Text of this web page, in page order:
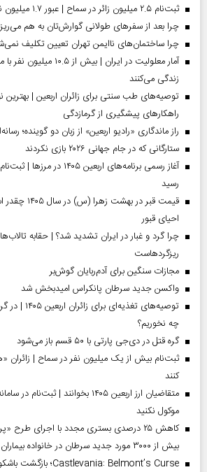
ثبت‌نام ۲.۵ میلیون زائر در سماح | عبور ۱.۷ میلیون نفر از مرز‌های اربعین
چرا بعد از سفرهای طولانی گوارش‌تان به هم
چرا ساختمان‌های ناایمن تهران تعیین تکلیف
آمار معلولیت در ایران |
زندگی می‌کنند
توصیه‌های طب سنتی برای زائران اربعین |
راهکارهای پیشگیری از گرمازدگی
راز ماندگاری «رادیو اربعین» از زبان دو گوینده؛
ستارگانی که در جام جهانی ۲۰۲۶ بازی نکردند
رسید
قیمت قبر در
احیای قبور
چرا گرد و غبار در ایران تشدید شد؟ | حقابه
ریزگردهاست
مجازات سنگین برای آدم‌ربایان گوش‌بر
واکسن جدید سرطان پانکراس امیدبخش شد
توصیه‌های
چه نخوریم؟
گره قتل در دی‌جی پارتی با ۵۰ قسم باز می‌شود
ثبت‌نام بیش از یک میلیون نفر در سماح | زائران
کنند
متقاضیان ارز اربعین ۱۴۰۵ بخوانند |
موکول نکنید
کاهش ۲۵ درصدی بستری مجدد با اجرای طرح
بیش از ۳۰۰۰ مورد جدید سرطان در خانواده بیماران
Castlevania: Belmont’s Curse؛ بازگشت باشکوه شکارچیان خون‌آشام